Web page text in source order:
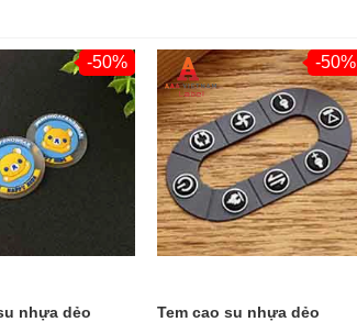
-50%
nhựa dẻo
-50%
Tem cao su nhựa dẻo